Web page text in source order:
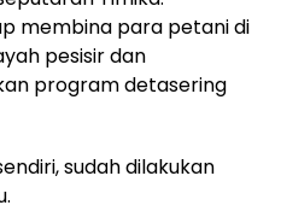
membina para petani di
pesisir dan
program detasering
sudah dilakukan